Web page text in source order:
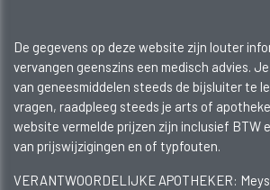
De gegevens op deze website zijn louter
vervangen geenszins een medisch advies.
van geneesmiddelen steeds de bijsluiter te
vragen, raadpleeg steeds je arts of
website vermelde prijzen zijn inclusief BTW
van prijswijzigingen en of typfouten.
VERANTWOORDELIJKE APOTHEKER: